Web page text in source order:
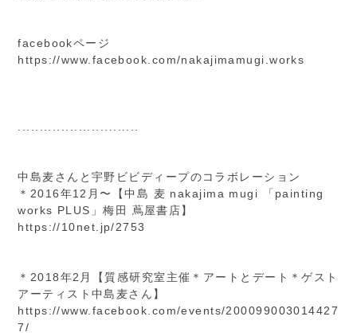
facebookページ
https://www.facebook.com/nakajimamugi.works
中島麦さんと宇野ビビディープのコラボレーション
＊2016年12月〜【中島 麦 nakajima mugi 「painting
works PLUS」梅田 蔦屋書店】
https://10net.jp/2753
＊2018年2月【質感研究室主催＊アートとデート＊ゲスト
アーティスト中島麦さん】
https://www.facebook.com/events/200099003014427
7/